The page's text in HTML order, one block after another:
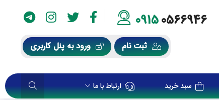
09150566946
ثبت نام ورود به پنل کاربری
سبد خرید ارتباط با ما